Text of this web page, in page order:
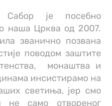
Сабор је посебно
наша Црква од 2007.
званично позвана
поводом заштите
монаштва и
инсистирамо на
светиња, јер смо
не само отвореног